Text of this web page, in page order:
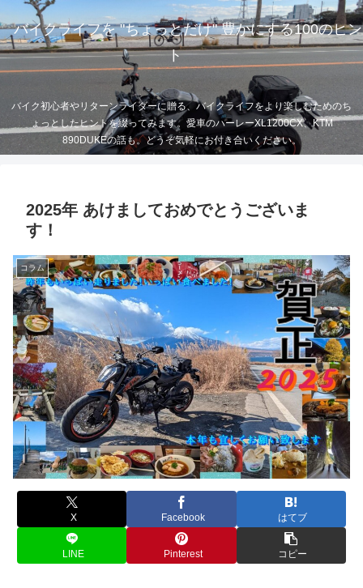
バイクライフを "ちょっとだけ" 豊かにする100のヒン
ト
バイク初心者やリターンライダーに贈る、バイクライフをより楽しむためのち
ょっとしたヒントを綴ってみます。愛車のハーレーXL1200CX、KTM
890DUKEの話も。どうぞ気軽にお付き合いください。
2025年 あけましておめでとうございま
す！
コラム
X Facebook はてブ
LINE Pinterest コピー